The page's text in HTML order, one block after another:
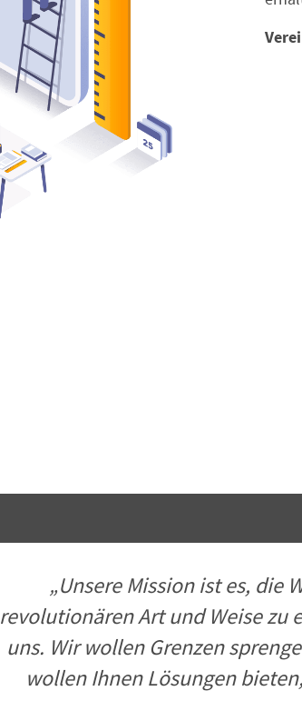
Heiko Vetter
Managing Director
„Unsere Mission ist es, die
revolutionären Art und Weise zu
uns. Wir wollen Grenzen
wollen Ihnen Lösungen